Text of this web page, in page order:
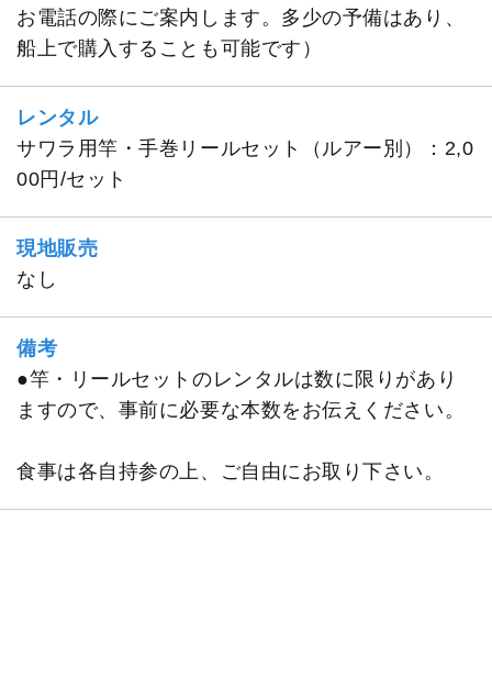
お電話の際にご案内します。多少の予備はあり、
船上で購入することも可能です）
レンタル
サワラ用竿・手巻リールセット（ルアー別）：2,0
00円/セット
現地販売
なし
備考
●竿・リールセットのレンタルは数に限りがあり
ますので、事前に必要な本数をお伝えください。
食事は各自持参の上、ご自由にお取り下さい。